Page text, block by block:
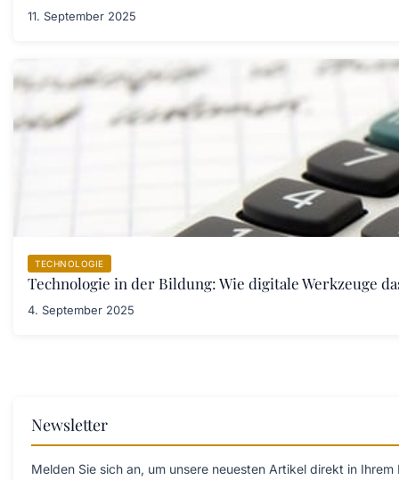
11. September 2025
TECHNOLOGIE
Technologie in der Bildung: Wie digitale Werkzeuge
4. September 2025
Newsletter
Melden Sie sich an, um unsere neuesten Artikel direkt in